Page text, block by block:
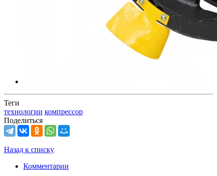
Теги
технологии компрессор
Поделиться
Назад к списку
Комментарии